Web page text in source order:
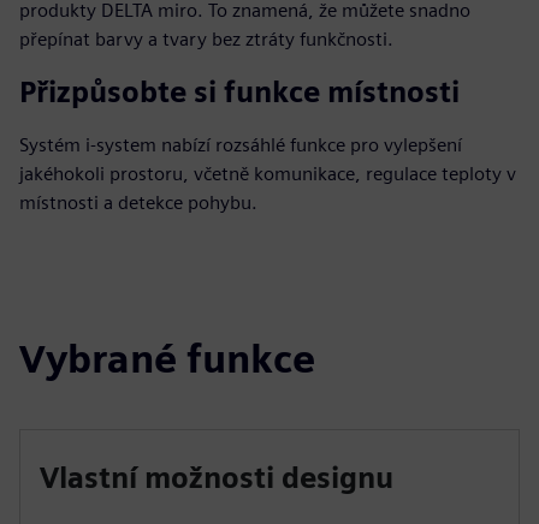
produkty DELTA miro. To znamená, že můžete snadno
přepínat barvy a tvary bez ztráty funkčnosti.
Přizpůsobte si funkce místnosti
Systém i-system nabízí rozsáhlé funkce pro vylepšení
jakéhokoli prostoru, včetně komunikace, regulace teploty v
místnosti a detekce pohybu.
Vybrané funkce
Vlastní možnosti designu